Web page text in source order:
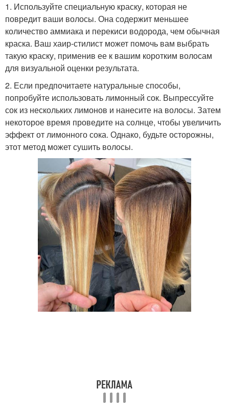
1. Используйте специальную краску, которая не
повредит ваши волосы. Она содержит меньшее
количество аммиака и перекиси водорода, чем обычная
краска. Ваш хаир-стилист может помочь вам выбрать
такую краску, применив ее к вашим коротким волосам
для визуальной оценки результата.
2. Если предпочитаете натуральные способы,
попробуйте использовать лимонный сок. Выпрессуйте
сок из нескольких лимонов и нанесите на волосы. Затем
некоторое время проведите на солнце, чтобы увеличить
эффект от лимонного сока. Однако, будьте осторожны,
этот метод может сушить волосы.